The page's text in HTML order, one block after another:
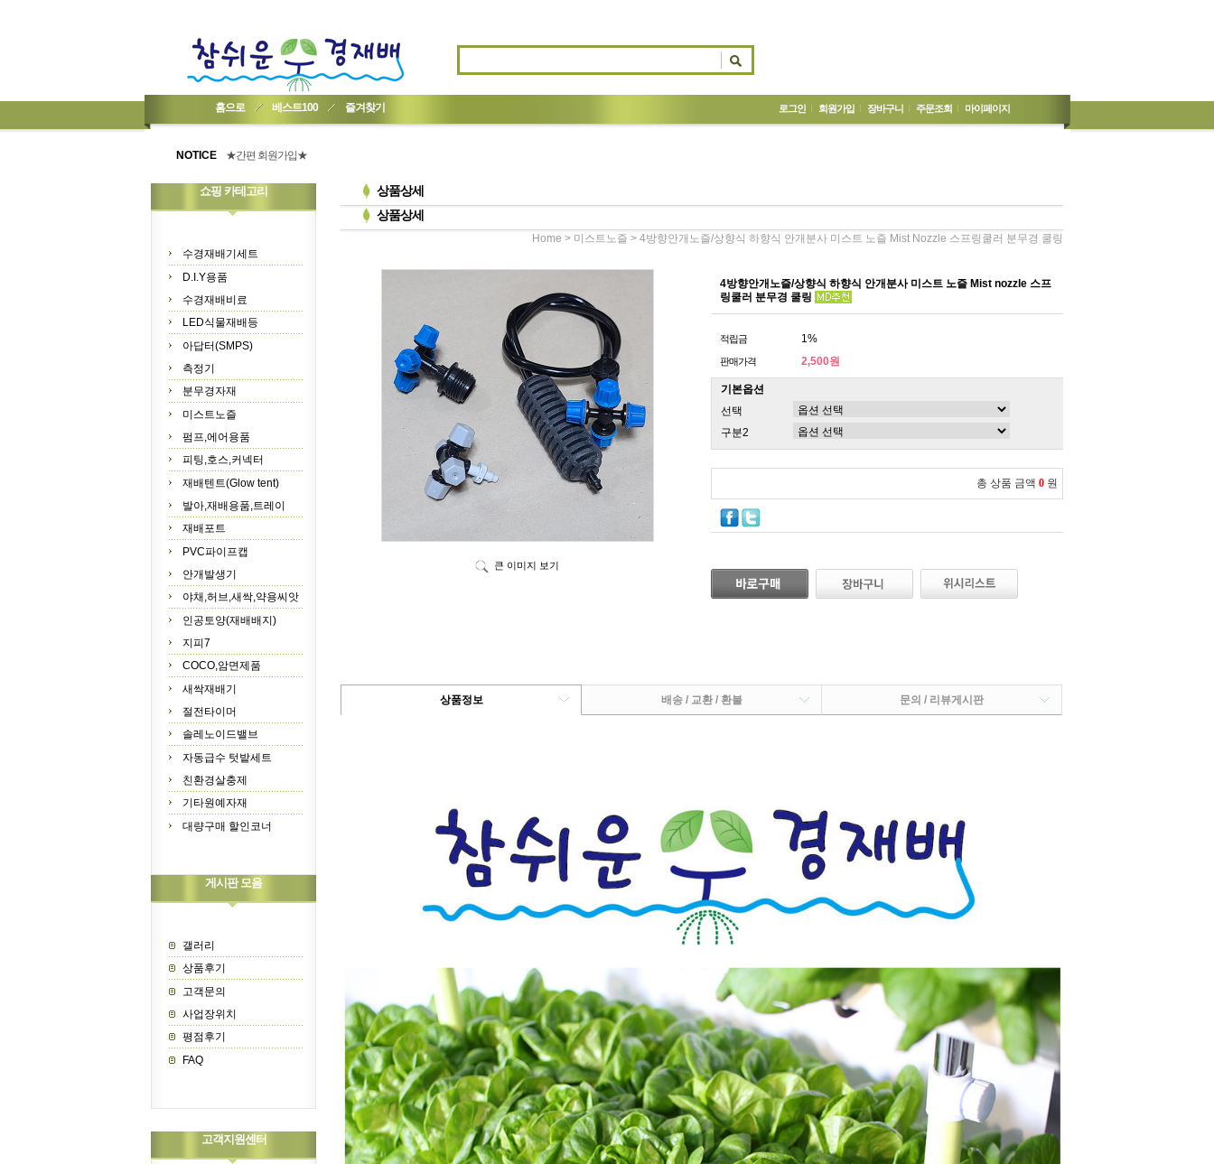
홈으로 베스트100 즐겨찾기 로그인 회원가입 장바구니 주문조회 마이페이지
NOTICE
★기업회원가입 방법..
★간편 회원가입★
쇼핑 카테고리
수경재배기세트
D.I.Y용품
수경재배비료
LED식물재배등
아답터(SMPS)
측정기
분무경자재
미스트노즐
펌프,에어용품
피팅,호스,커넥터
재배텐트(Glow tent)
발아,재배용품,트레이
재배포트
PVC파이프캡
안개발생기
야채,허브,새싹,약용씨앗
인공토양(재배배지)
지피7
COCO,암면제품
새싹재배기
절전타이머
솔레노이드밸브
자동급수 텃밭세트
친환경살충제
기타원예자재
대량구매 할인코너
게시판 모음
갤러리
상품후기
고객문의
사업장위치
평점후기
FAQ
고객지원센터
상품상세
상품상세
Home > 미스트노즐 > 4방향안개노즐/상향식 하향식 안개분사 미스트 노즐 Mist Nozzle 스프링쿨러 분무경 쿨링
큰 이미지 보기
4방향안개노즐/상향식 하향식 안개분사 미스트 노즐 Mist nozzle 스프
링쿨러 분무경 쿨링
적립금 1%
판매가격 2,500원
기본옵션
선택
구분2
총 상품 금액 0 원
상품정보 배송 / 교환 / 환불 문의 / 리뷰게시판